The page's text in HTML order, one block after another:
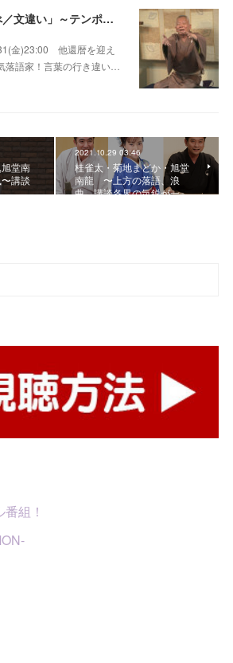
三遊亭遊雀「大工調べ／文違い」～テンポよくたたみかける語り口で人気・実力とも屈指！
金)23:00 他還暦を迎え
語家！言葉の行き違い…
堂南
講談
2021.10.29 03:46
桂雀太・菊地まどか・旭堂
南龍 〜上方の落語、浪
曲、講談各界の気鋭が一…
組！